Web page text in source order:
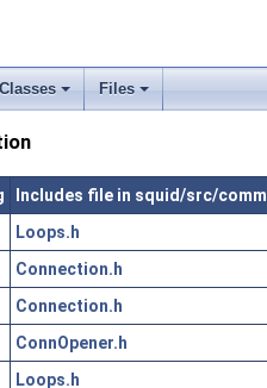
Classes Files
Includes file in squid/src/comm
Loops.h
Connection.h
Connection.h
ConnOpener.h
Loops.h